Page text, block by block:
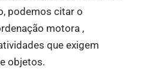
podemos citar o
motora ,
que exigem
objetos.